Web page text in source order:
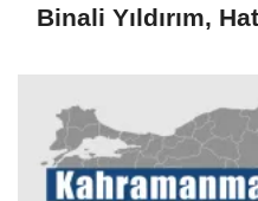
Binali Yıldırım,